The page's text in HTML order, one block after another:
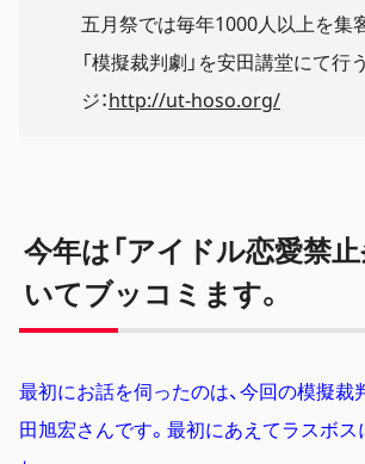
五月祭では毎年1000人以上を集
「模擬裁判劇」を安田講堂にて行
ジ：http://ut-hoso.org/
今年は「アイドル恋愛禁止
いてブッコミます。
最初にお話を伺ったのは、今回の模擬裁
田旭宏さんです。最初にあえてラスボ